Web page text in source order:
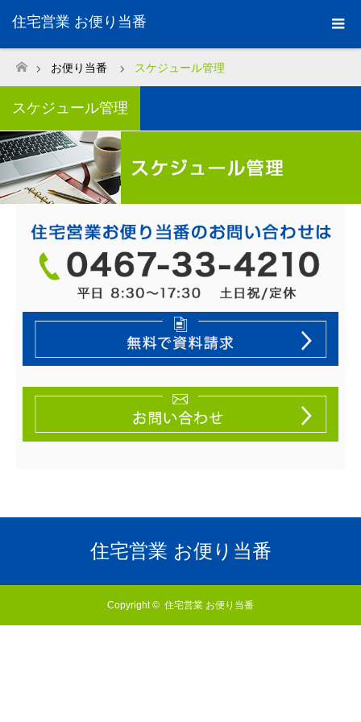
住宅営業 お便り当番
ホーム
お便り当番 スケジュール管理
スケジュール管理
住宅営業 お便り当番
Copyright © 住宅営業 お便り当番